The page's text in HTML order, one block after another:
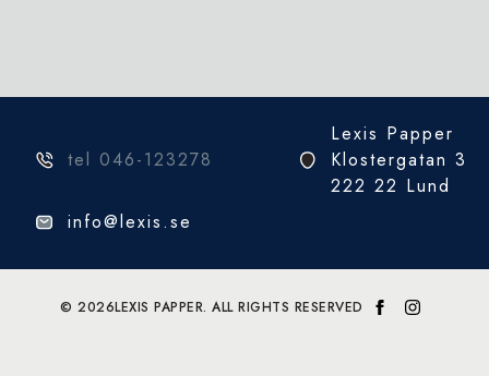
tel 046-123278
Lexis Papper
Klostergatan 3
222 22 Lund
info@lexis.se
© 2026LEXIS PAPPER. ALL RIGHTS RESERVED